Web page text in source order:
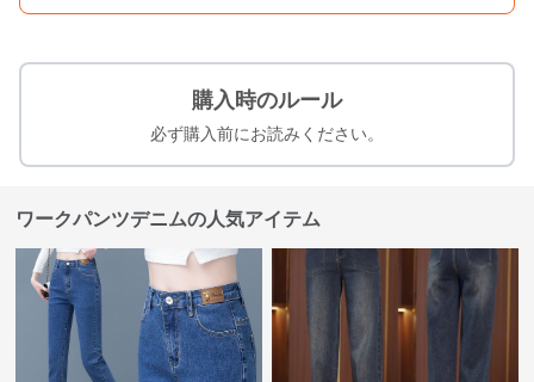
購入時のルール
必ず購入前にお読みください。
ワークパンツデニムの人気アイテム